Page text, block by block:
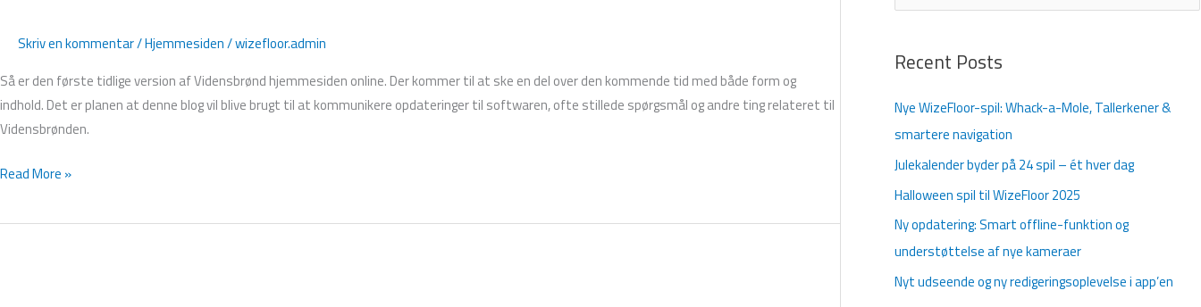
Skriv en kommentar/Hjemmesiden/wizefloor.admin
Så er den første tidlige version af Vidensbrønd hjemmesiden online. Der kommer til at ske en del over den kommende tid med både form og
indhold. Det er planen at denne blog vil blive brugt til at kommunikere opdateringer til softwaren, ofte stillede spørgsmål og andre ting relateret til
Vidensbrønden.
Read More »
ø
e
f
:
Recent Posts
Nye WizeFloor-spil: Whack-a-Mole, Tallerkener &
smartere navigation
Julekalender byder på 24 spil – ét hver dag
Halloween spil til WizeFloor 2025
Ny opdatering: Smart offline-funktion og
understøttelse af nye kameraer
Nyt udseende og ny redigeringsoplevelse i app’en